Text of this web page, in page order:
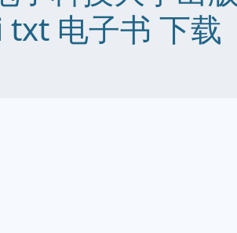
电子书 下载